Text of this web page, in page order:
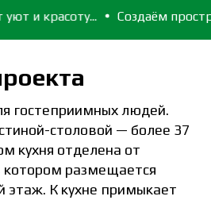
Создаём пространство, в
гостеприимных людей.
столовой — более 37
кухня отделена от
котором размещается
этаж. К кухне примыкает